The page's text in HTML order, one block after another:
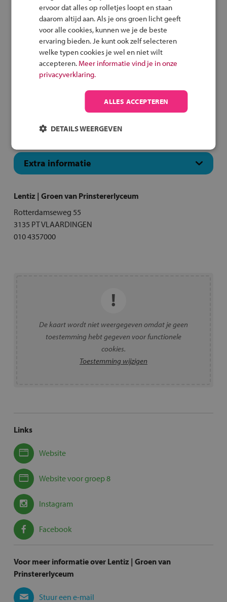
Voorlichtings- en lesjesa
11 maart 2027 19:00 - 20:30 uur
Voorlichtings- en lesjesavond, voor groep-8 leerlingen
en ouders
Inschrijvingsprocedure
Extra informatie
Lentiz | Groen van Prinstererlyceum
Rotterdamseweg 55
3135 PT VLAARDINGEN
010 4357000
De kaart wordt niet weergegeven omdat je geen
toestemming hebt gegeven voor functionele
cookies.
Toestemming wijzigen
Links
Website
Website voor groep 8
Instagram
Facebook
Voor meer informatie over Lentiz | Groen van
Prinstererlyceum
Stuur een e-mail
ervoor dat alles op rolletjes loopt en staan
daarom altijd aan. Als je ons groen licht geeft
voor alle cookies, kunnen we je de beste
ervaring bieden. Je kunt ook zelf selecteren
welke typen cookies je wel en niet wilt
accepteren. Meer informatie vind je in onze
privacyverklaring.
ALLES ACCEPTEREN
DETAILS WEERGEVEN